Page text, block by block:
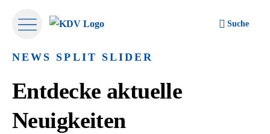
Suche
NEWS SPLIT SLIDER
Entdecke aktuelle
Neuigkeiten